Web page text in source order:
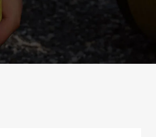
Per chiunque sia
interessato alla perdita di
questi sono un punto di
esperienza con il set
particolarmente